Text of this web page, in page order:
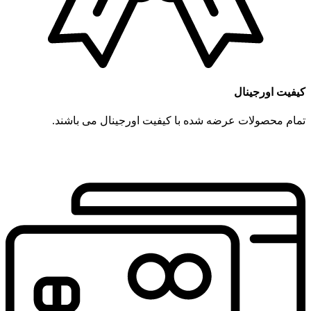
کیفیت اورجینال
تمام محصولات عرضه شده با کیفیت اورجینال می باشند.